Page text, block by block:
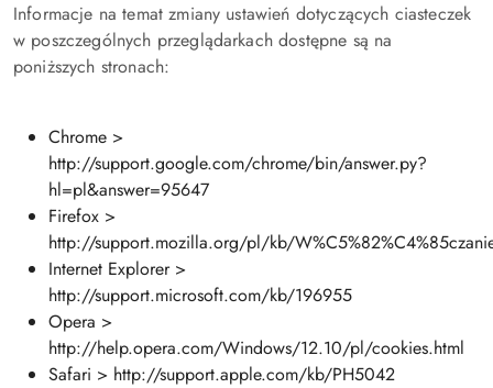
Informacje na temat zmiany ustawień dotyczących ciasteczek
w poszczególnych przeglądarkach dostępne są na
poniższych stronach:
Chrome >
http://support.google.com/chrome/bin/answer.py?
hl=pl&answer=95647
Firefox >
http://support.mozilla.org/pl/kb/
Internet Explorer >
http://support.microsoft.com/kb/196955
Opera >
http://help.opera.com/Windows/12.10/pl/cookies.html
Safari > http://support.apple.com/kb/PH5042